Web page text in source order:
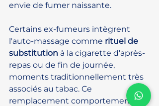
envie de fumer naissante.
Certains ex-fumeurs intègrent
l'auto-massage comme rituel de
substitution à la cigarette d'après-
repas ou de fin de journée,
moments traditionnellement très
associés au tabac. Ce
remplacement comportemental